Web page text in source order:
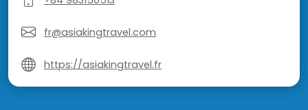
fr@asiakingtravel.com
https://asiakingtravel.fr